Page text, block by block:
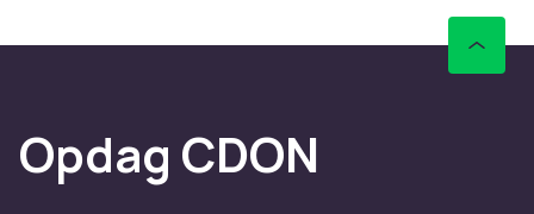
Opdag CDON